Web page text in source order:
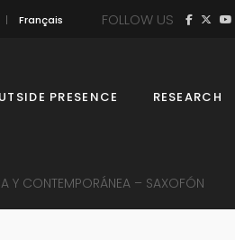
Français FOLLOW US
PRESENCE RESEARCH
Y CONTEMPORÁNEA – SAXOFÓN